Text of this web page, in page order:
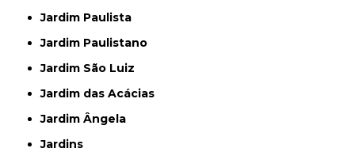
Jardim Paulista
Jardim Paulistano
Jardim São Luiz
Jardim das Acácias
Jardim Ângela
Jardins